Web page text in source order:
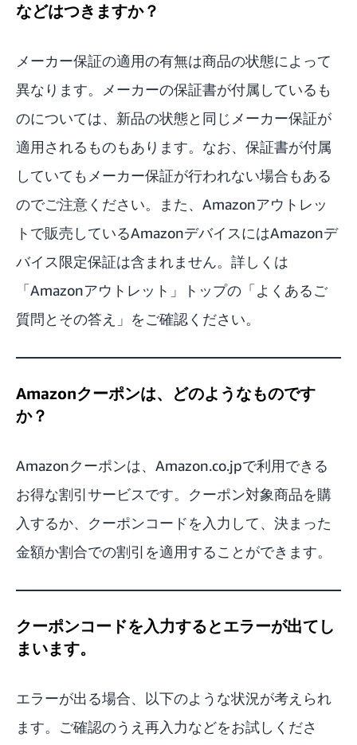
などはつきますか？
メーカー保証の適用の有無は商品の状態によって
異なります。メーカーの保証書が付属しているも
のについては、新品の状態と同じメーカー保証が
適用されるものもあります。なお、保証書が付属
していてもメーカー保証が行われない場合もある
のでご注意ください。また、Amazonアウトレッ
トで販売しているAmazonデバイスにはAmazonデ
バイス限定保証は含まれません。詳しくは
「Amazonアウトレット 」トップの「よくあるご
質問とその答え」をご確認ください。
Amazonクーポンは、どのようなものです
か？
Amazonクーポンは、Amazon.co.jpで利用できる
お得な割引サービスです。クーポン対象商品を購
入するか、クーポンコードを入力して、決まった
金額か割合での割引を適用することができます。
クーポンコードを入力するとエラーが出てし
まいます。
エラーが出る場合、以下のような状況が考えられ
ます。ご確認のうえ再入力などをお試しくださ